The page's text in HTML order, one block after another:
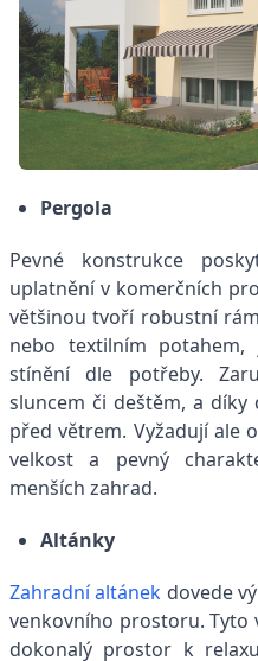
Pergola
Pevné konstrukce
uplatnění v komerčních
většinou tvoří robustní
nebo textilním
stínění dle potřeby.
sluncem či deštěm, a
před větrem. Vyžadují ale
velkost a pevný
menších zahrad.
Altánky
Zahradní altánek dovede
venkovního prostoru. Tyto
dokonalý prostor k